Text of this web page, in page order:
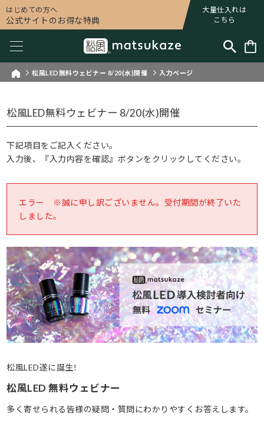
はじめての方へ
公式サイトのお得な特典
大量仕入れは
こちら
松風LED無料ウェビナー 8/20(水)開催 入力ページ
松風LED無料ウェビナー 8/20(水)開催
下記項目をご記入ください。
入力後、『入力内容を確認』ボタンをクリックしてください。
エラー ※誠に申し訳ございません。受付期間が終了いた
しました。
松風LED遂に誕生!
松風LED 無料ウェビナー
多く寄せられる皆様の疑問・質問にわかりやすくお答えします。